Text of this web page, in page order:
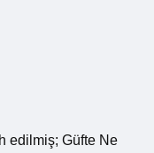
edilmiş; Güfte Ne